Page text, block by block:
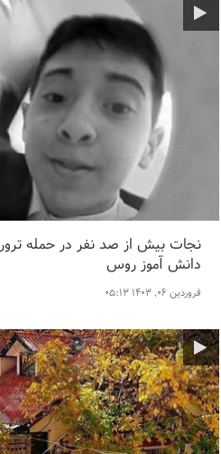
نجات بیش از صد نفر در حمله
دانش آموز روس
فروردین ۰۶, ۱۴۰۳ ۰۵:۱۳